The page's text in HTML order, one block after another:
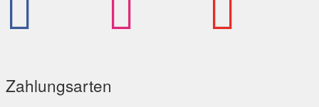
Zahlungsarten